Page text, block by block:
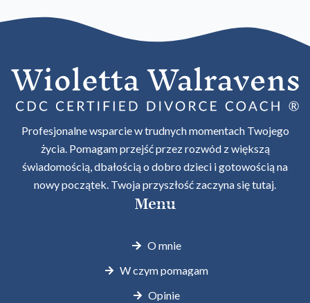
Profesjonalne wsparcie w trudnych momentach Twojego
życia. Pomagam przejść przez rozwód z większą
świadomością, dbałością o dobro dzieci i gotowością na
nowy początek. Twoja przyszłość zaczyna się tutaj.
Menu
O mnie
W czym pomagam
Opinie